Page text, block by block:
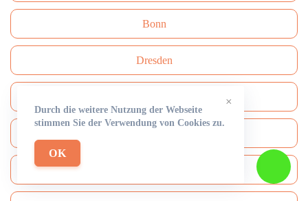
Bonn
Dresden
×
Durch die weitere Nutzung der Webseite
stimmen Sie der Verwendung von Cookies zu.
OK